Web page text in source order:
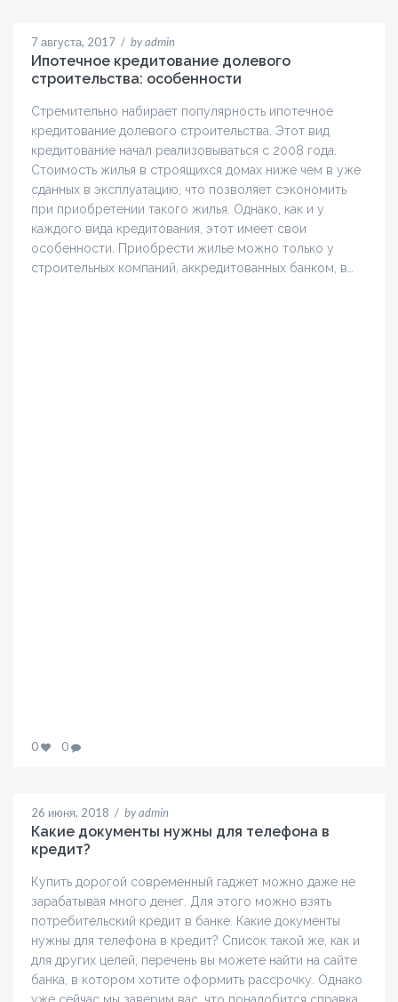
7 августа, 2017 / by admin
Ипотечное кредитование долевого
строительства: особенности
Стремительно набирает популярность ипотечное
кредитование долевого строительства. Этот вид
кредитование начал реализовываться с 2008 года.
Стоимость жилья в строящихся домах ниже чем в уже
сданных в эксплуатацию, что позволяет сэкономить
при приобретении такого жилья. Однако, как и у
каждого вида кредитования, этот имеет свои
особенности. Приобрести жилье можно только у
строительных компаний, аккредитованных банком, в…
0 0
26 июня, 2018 / by admin
Какие документы нужны для телефона в
кредит?
Купить дорогой современный гаджет можно даже не
зарабатывая много денег. Для этого можно взять
потребительский кредит в банке. Какие документы
нужны для телефона в кредит? Список такой же, как и
для других целей, перечень вы можете найти на сайте
банка, в котором хотите оформить рассрочку. Однако